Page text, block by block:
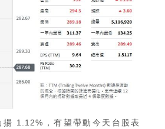
1.12%，有望帶動今天台股表